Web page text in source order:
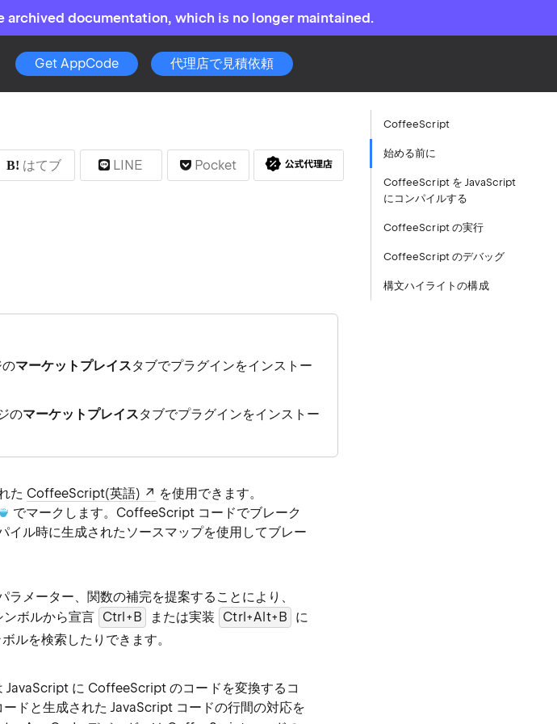
archived documentation, which is no longer maintained.
Get AppCode 代理店で見積依頼
はてブ LINE Pocket
マーケットプレイスタブでプラグインをインストー
のマーケットプレイスタブでプラグインをインストー
た CoffeeScript(英語)
を使用できます。
でマークします。CoffeeScript コードでブレーク
ル時に生成されたソースマップを使用してブレー
メーター、関数の補完を提案することにより、
ボルから宣言 Ctrl+B または実装 Ctrl+Alt+B
に
ルを検索したりできます。
JavaScript に CoffeeScript のコードを変換するコ
ドと生成された JavaScript コードの行間の対応を
CoffeeScript
始める前に
CoffeeScript を JavaScript
にコンパイルする
CoffeeScript の実行
CoffeeScript のデバッグ
構文ハイライトの構成